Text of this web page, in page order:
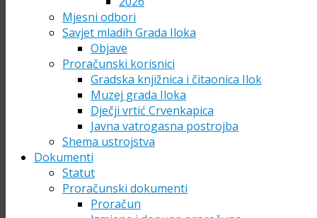
Mjesni odbori
Savjet mladih Grada Iloka
Objave
Proračunski korisnici
Gradska knjižnica i čitaonica Ilok
Muzej grada Iloka
Dječji vrtić Crvenkapica
Javna vatrogasna postrojba
Shema ustrojstva
Dokumenti
Statut
Proračunski dokumenti
Proračun